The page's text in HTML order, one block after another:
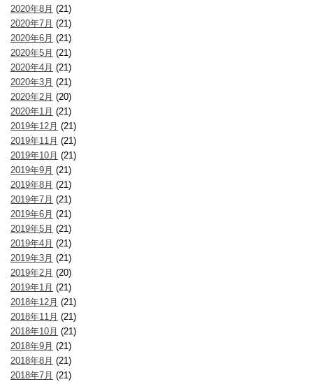
2020年8月 (21)
2020年7月 (21)
2020年6月 (21)
2020年5月 (21)
2020年4月 (21)
2020年3月 (21)
2020年2月 (20)
2020年1月 (21)
2019年12月 (21)
2019年11月 (21)
2019年10月 (21)
2019年9月 (21)
2019年8月 (21)
2019年7月 (21)
2019年6月 (21)
2019年5月 (21)
2019年4月 (21)
2019年3月 (21)
2019年2月 (20)
2019年1月 (21)
2018年12月 (21)
2018年11月 (21)
2018年10月 (21)
2018年9月 (21)
2018年8月 (21)
2018年7月 (21)